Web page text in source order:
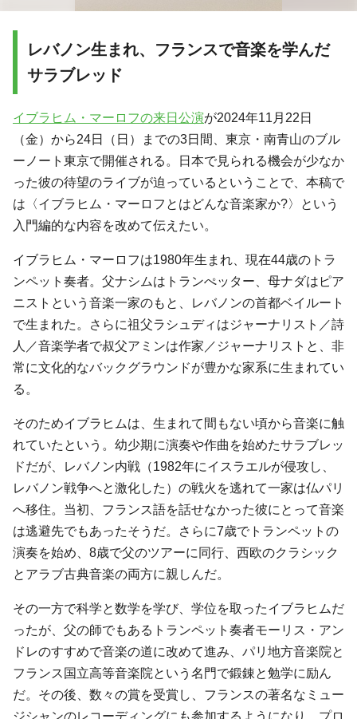
レバノン生まれ、フランスで音楽を学んだ
サラブレッド
イブラヒム・マーロフの来日公演が2024年11月22日
（金）から24日（日）までの3日間、東京・南青山のブル
ーノート東京で開催される。日本で見られる機会が少なか
った彼の待望のライブが迫っているということで、本稿で
は〈イブラヒム・マーロフとはどんな音楽家か?〉という
入門編的な内容を改めて伝えたい。
イブラヒム・マーロフは1980年生まれ、現在44歳のトラ
ンペット奏者。父ナシムはトランぺッター、母ナダはピア
ニストという音楽一家のもと、レバノンの首都ベイルート
で生まれた。さらに祖父ラシュディはジャーナリスト／詩
人／音楽学者で叔父アミンは作家／ジャーナリストと、非
常に文化的なバックグラウンドが豊かな家系に生まれてい
る。
そのためイブラヒムは、生まれて間もない頃から音楽に触
れていたという。幼少期に演奏や作曲を始めたサラブレッ
ドだが、レバノン内戦（1982年にイスラエルが侵攻し、
レバノン戦争へと激化した）の戦火を逃れて一家は仏パリ
へ移住。当初、フランス語を話せなかった彼にとって音楽
は逃避先でもあったそうだ。さらに7歳でトランペットの
演奏を始め、8歳で父のツアーに同行、西欧のクラシック
とアラブ古典音楽の両方に親しんだ。
その一方で科学と数学を学び、学位を取ったイブラヒムだ
ったが、父の師でもあるトランペット奏者モーリス・アン
ドレのすすめで音楽の道に改めて進み、パリ地方音楽院と
フランス国立高等音楽院という名門で鍛錬と勉学に励ん
だ。その後、数々の賞を受賞し、フランスの著名なミュー
ジシャンのレコーディングにも参加するようになり、プロ